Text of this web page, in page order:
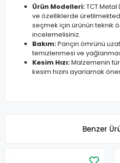
Ürün Modelleri:TCT
ve özelliklerde
seçmek için ürünün teknik
incelemelisiniz.
Bakım:Pançın ömrünü
temizlenmesi ve
Kesim Hızı:Malzemenin
kesim hızını ayarlamak
Benzer